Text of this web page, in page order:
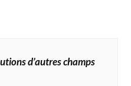
d’autres champs